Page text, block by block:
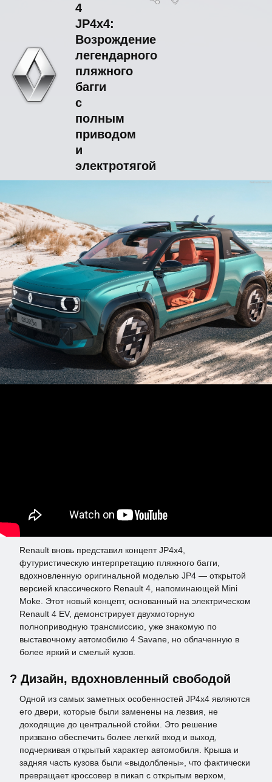
4
JP4x4:
Возрождение
легендарного
пляжного
багги
с
полным
приводом
и
электротягой
Renault вновь представил концепт JP4x4,
футуристическую интерпретацию пляжного багги,
вдохновленную оригинальной моделью JP4 — открытой
версией классического Renault 4, напоминающей Mini
Moke. Этот новый концепт, основанный на электрическом
Renault 4 EV, демонстрирует двухмоторную
полноприводную трансмиссию, уже знакомую по
выставочному автомобилю 4 Savane, но облаченную в
более яркий и смелый кузов.
? Дизайн, вдохновленный свободой
Одной из самых заметных особенностей JP4x4 являются
его двери, которые были заменены на лезвия, не
доходящие до центральной стойки. Это решение
призвано обеспечить более легкий вход и выход,
подчеркивая открытый характер автомобиля. Крыша и
задняя часть кузова были «выдолблены», что фактически
превращает кроссовер в пикап с открытым верхом,